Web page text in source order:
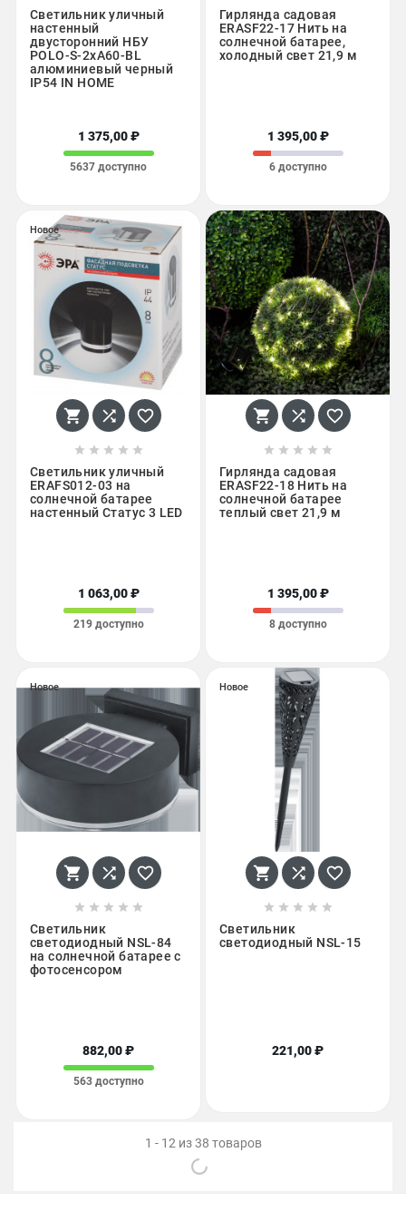
Светильник уличный
настенный
двусторонний НБУ
POLO-S-2хA60-BL
алюминиевый черный
IP54 IN HOME
1 375,00 ₽
5637 доступно
Гирлянда садовая
ERASF22-17 Нить на
солнечной батарее,
холодный свет 21,9 м
1 395,00 ₽
6 доступно
Новое
  
    
Светильник уличный
ERAFS012-03 на
солнечной батарее
настенный Статус 3 LED
1 063,00 ₽
219 доступно
Новое
  
    
Гирлянда садовая
ERASF22-18 Нить на
солнечной батарее
теплый свет 21,9 м
1 395,00 ₽
8 доступно
Новое
  
    
Светильник
светодиодный NSL-84
на солнечной батарее с
фотосенсором
882,00 ₽
563 доступно
Новое
  
    
Светильник
светодиодный NSL-15
221,00 ₽
1 - 12 из 38 товаров